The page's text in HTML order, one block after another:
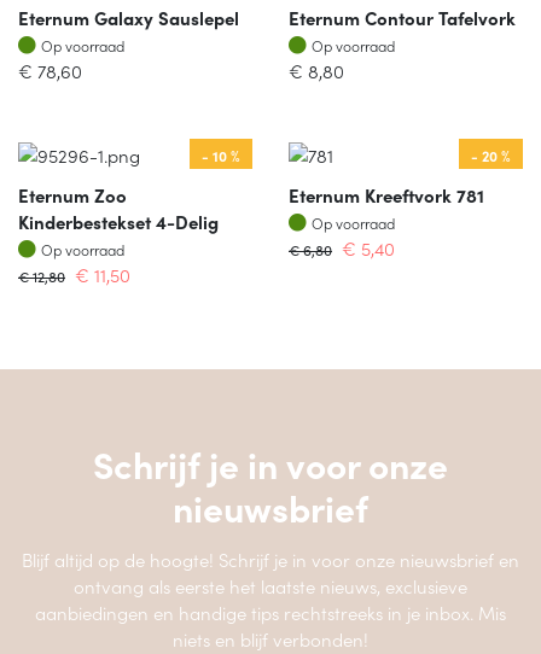
Eternum Galaxy Sauslepel
Op voorraad
Op voorraad
€ 78,60
Eternum Contour Tafelvork
Op voorraad
Op voorraad
€ 8,80
- 10 %
Eternum Zoo
Kinderbestekset 4-Delig
Op voorraad
Op voorraad
€12,80 € 11,50
- 20 %
Eternum Kreeftvork 781
Op voorraad
Op voorraad
€6,80 € 5,40
Schrijf je in voor onze
nieuwsbrief
Blijf altijd op de hoogte! Schrijf je in voor onze nieuwsbrief en
ontvang als eerste het laatste nieuws, exclusieve
aanbiedingen en handige tips rechtstreeks in je inbox. Mis
niets en blijf verbonden!